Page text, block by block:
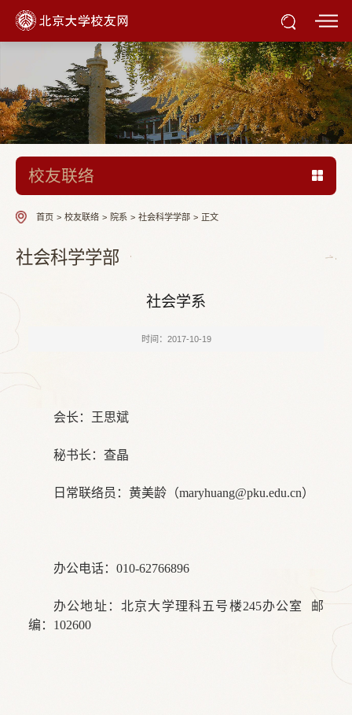
校友联络
首页 > 校友联络 > 院系 > 社会科学学部 > 正文
社会科学学部
社会学系
时间：2017-10-19
会长：王思斌
秘书长：查晶
日常联络员：黄美龄（maryhuang@pku.edu.cn）
办公电话：010-62766896
办公地址：北京大学理科五号楼245办公室 邮
编：102600